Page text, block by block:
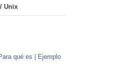
Unix
qué es | Ejemplo